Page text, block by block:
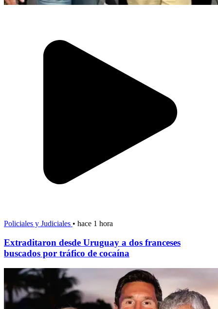
Policiales y Judiciales • hace 1 hora
Extraditaron desde Uruguay a dos franceses
buscados por tráfico de cocaína